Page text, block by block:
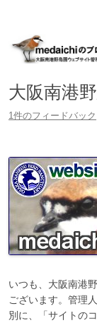
大阪南港
1件のフィードバック
いつも、大阪南港
ございます。管理
別に、「サイトの